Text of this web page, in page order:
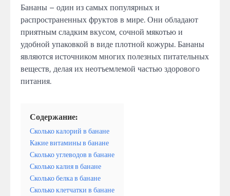
Бананы – один из самых популярных и
распространенных фруктов в мире. Они обладают
приятным сладким вкусом, сочной мякотью и
удобной упаковкой в виде плотной кожуры. Бананы
являются источником многих полезных питательных
веществ, делая их неотъемлемой частью здорового
питания.
Содержание:
Сколько калорий в банане
Какие витамины в банане
Сколько углеводов в банане
Сколько калия в банане
Сколько белка в банане
Сколько клетчатки в банане